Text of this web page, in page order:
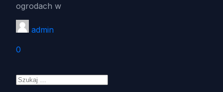
ogrodach w
admin
0